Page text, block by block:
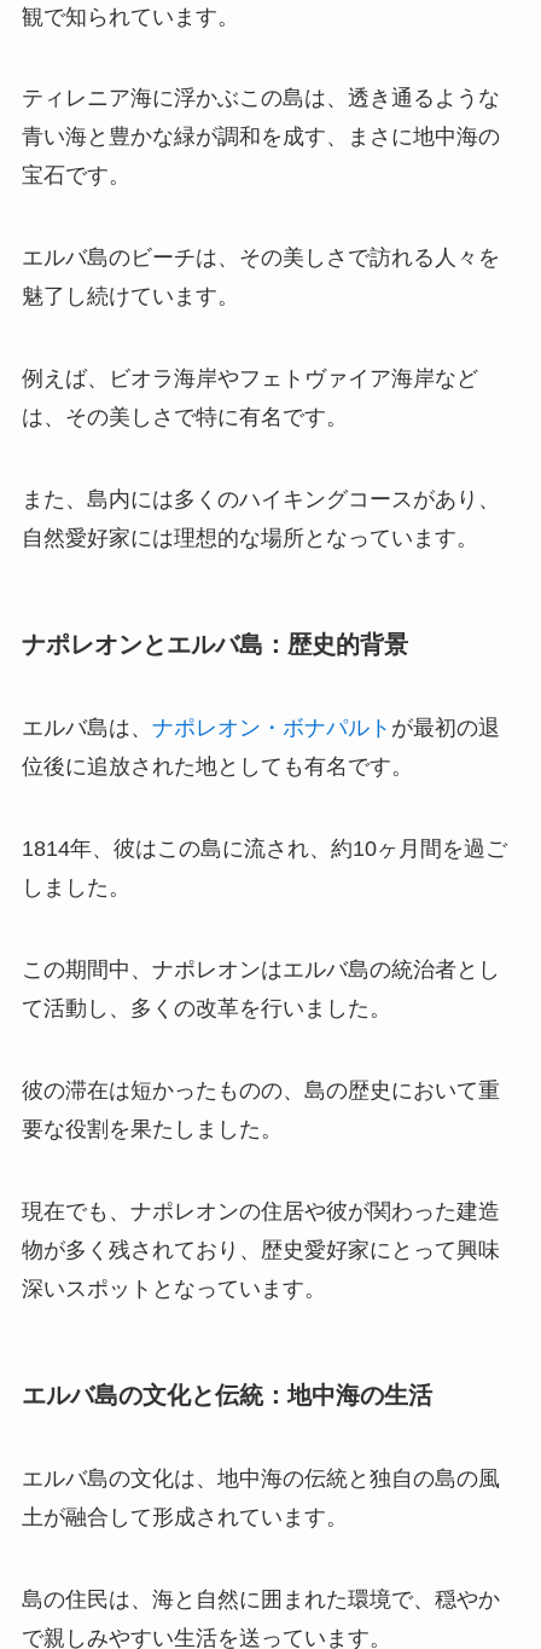
観で知られています。
ティレニア海に浮かぶこの島は、透き通るような
青い海と豊かな緑が調和を成す、まさに地中海の
宝石です。
エルバ島のビーチは、その美しさで訪れる人々を
魅了し続けています。
例えば、ビオラ海岸やフェトヴァイア海岸など
は、その美しさで特に有名です。
また、島内には多くのハイキングコースがあり、
自然愛好家には理想的な場所となっています。
ナポレオンとエルバ島：歴史的背景
エルバ島は、 ナポレオン・ボナパルト が最初の退
位後に追放された地としても有名です。
1814年、彼はこの島に流され、約10ヶ月間を過ご
しました。
この期間中、ナポレオンはエルバ島の統治者とし
て活動し、多くの改革を行いました。
彼の滞在は短かったものの、島の歴史において重
要な役割を果たしました。
現在でも、ナポレオンの住居や彼が関わった建造
物が多く残されており、歴史愛好家にとって興味
深いスポットとなっています。
エルバ島の文化と伝統：地中海の生活
エルバ島の文化は、地中海の伝統と独自の島の風
土が融合して形成されています。
島の住民は、海と自然に囲まれた環境で、穏やか
で親しみやすい生活を送っています。